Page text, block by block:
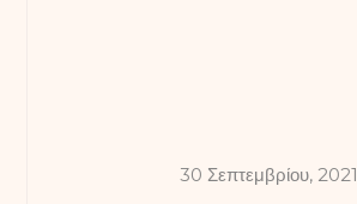
30 Σεπτεμβρίου, 2021